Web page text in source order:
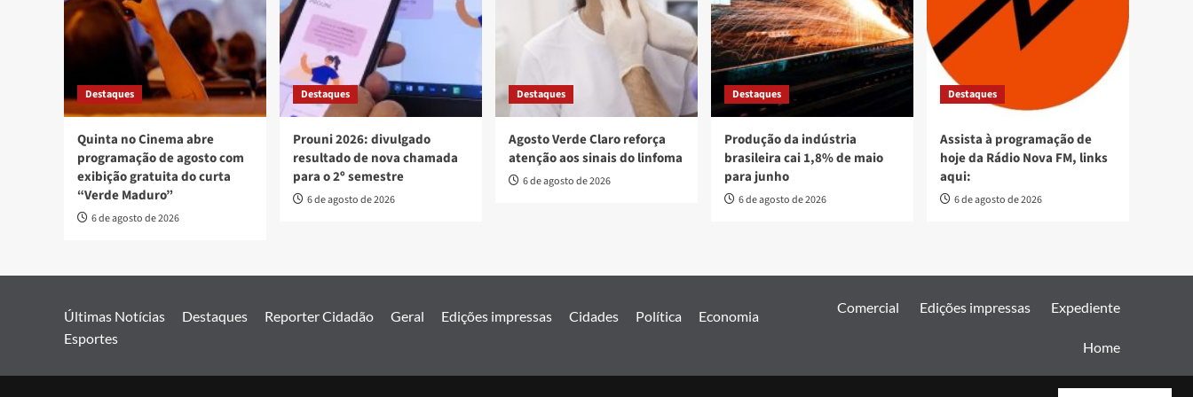
Destaques
Quinta no Cinema abre
programação de agosto com
exibição gratuita do curta
“Verde Maduro”
6 de agosto de 2026
Destaques
Prouni 2026: divulgado
resultado de nova chamada
para o 2º semestre
6 de agosto de 2026
Destaques
Agosto Verde Claro reforça
atenção aos sinais do linfoma
6 de agosto de 2026
Destaques
Produção da indústria
brasileira cai 1,8% de maio
para junho
6 de agosto de 2026
Destaques
Assista à programação de
hoje da Rádio Nova FM, links
aqui:
6 de agosto de 2026
Últimas Notícias Destaques Reporter Cidadão Geral Edições impressas Cidades Política
Economia
Esportes
Comercial Edições impressas Expediente
Home